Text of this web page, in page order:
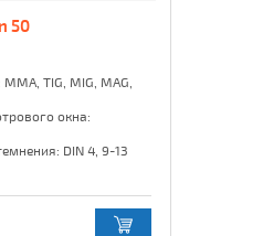
50
TIG, MIG, MAG,
окна:
DIN 4, 9-13